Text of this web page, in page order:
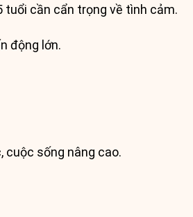
tuổi cần cẩn trọng về tình cảm.
động lớn.
cuộc sống nâng cao.